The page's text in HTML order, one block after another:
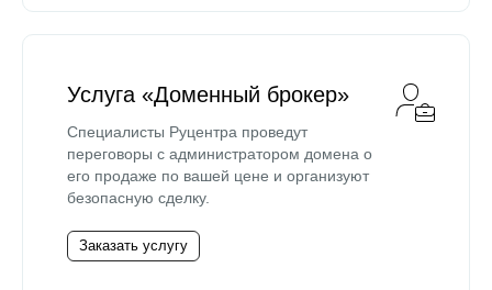
Услуга «Доменный брокер»
Специалисты Руцентра проведут
переговоры с администратором домена о
его продаже по вашей цене и организуют
безопасную сделку.
Заказать услугу